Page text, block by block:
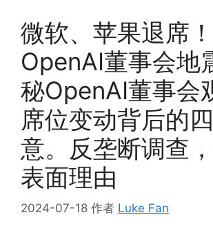
微软、苹果退席！
OpenAI董事会地
秘OpenAI董事会
席位变动背后的
意。反垄断调查
表面理由
2024-07-18 作者 Luke Fan